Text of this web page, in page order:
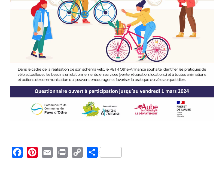
Facebook
Pinterest
Email Print
CopyPartager